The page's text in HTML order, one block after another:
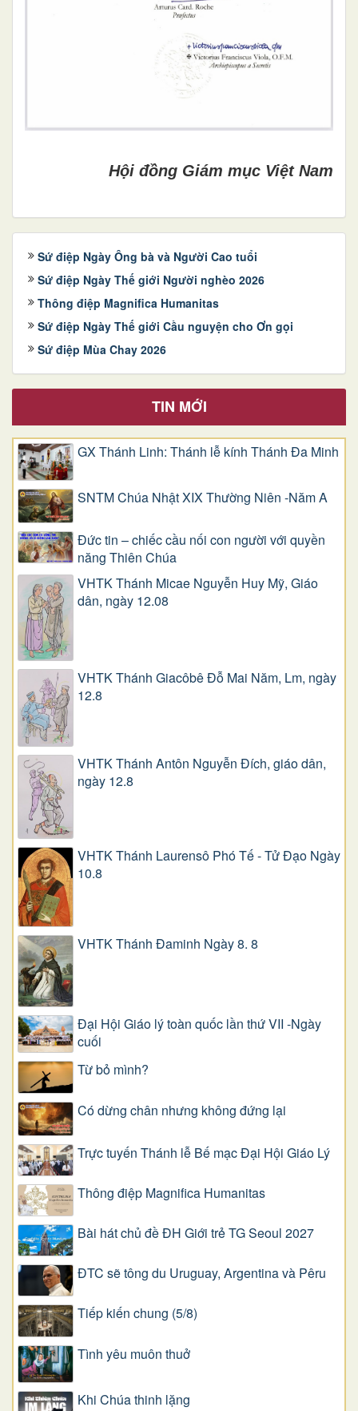
Hội đồng Giám mục Việt Nam
Sứ điệp Ngày Ông bà và Người Cao tuổi
Sứ điệp Ngày Thế giới Người nghèo 2026
Thông điệp Magnifica Humanitas
Sứ điệp Ngày Thế giới Cầu nguyện cho Ơn gọi
Sứ điệp Mùa Chay 2026
TIN MỚI
GX Thánh Linh: Thánh lễ kính Thánh Đa Minh
SNTM Chúa Nhật XIX Thường Niên -Năm A
Đức tin – chiếc cầu nối con người với quyền
năng Thiên Chúa
VHTK Thánh Micae Nguyễn Huy Mỹ, Giáo
dân, ngày 12.08
VHTK Thánh Giacôbê Ðỗ Mai Năm, Lm, ngày
12.8
VHTK Thánh Antôn Nguyễn Ðích, giáo dân,
ngày 12.8
VHTK Thánh Laurensô Phó Tế - Tử Đạo Ngày
10.8
VHTK Thánh Đaminh Ngày 8. 8
Đại Hội Giáo lý toàn quốc lần thứ VII -Ngày
cuối
Từ bỏ mình?
Có dừng chân nhưng không đứng lại
Trực tuyến Thánh lễ Bế mạc Đại Hội Giáo Lý
Thông điệp Magnifica Humanitas
Bài hát chủ đề ĐH Giới trẻ TG Seoul 2027
ĐTC sẽ tông du Uruguay, Argentina và Pêru
Tiếp kiến chung (5/8)
Tình yêu muôn thuở
Khi Chúa thinh lặng